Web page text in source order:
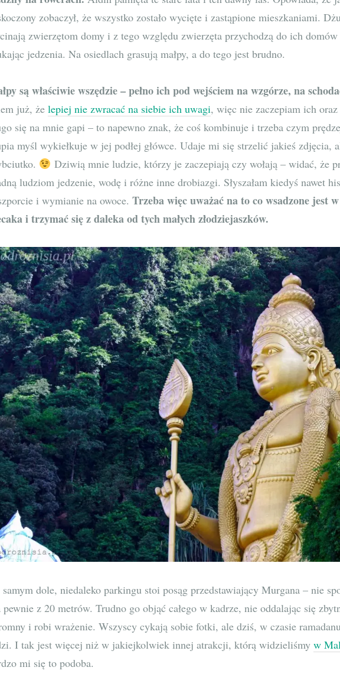
zobaczył, że wszystko zostało wycięte i zastąpione mieszkaniami.
zwierzętom domy i z tego względu zwierzęta przychodzą do ich
jedzenia. Na osiedlach grasują małpy, a do tego jest brudno.
są właściwie wszędzie – pełno ich pod wejściem na wzgórze, na
już, że lepiej nie zwracać na siebie ich uwagi, więc nie zaczepiam ich
się na mnie gapi – to napewno znak, że coś kombinuje i trzeba czym
myśl wykiełkuje w jej podłej główce. Udaje mi się strzelić jakieś zdjęcia,
Dziwią mnie ludzie, którzy je zaczepiają czy wołają – widać, że
ludziom jedzenie, wodę i różne inne drobiazgi. Słyszałam kiedyś nawet
i wymianie na owoce. Trzeba więc uważać na to co wsadzone jest
i trzymać się z daleka od tych małych złodziejaszków.
dole, niedaleko parkingu stoi posąg przedstawiający Murgana – nie
pewnie z 20 metrów. Trudno go objąć całego w kadrze, nie oddalając się
i robi wrażenie. Wszyscy cykają sobie fotki, ale dziś, w czasie
I tak jest więcej niż w jakiejkolwiek innej atrakcji, którą widzieliśmy w
mi się to podoba.